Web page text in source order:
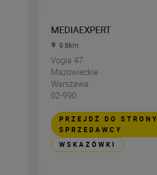
MEDIAEXPERT
9.8km
Vogla 47
Mazowieckie
Warszawa
02-990
PRZEJDŹ DO STRONY
SPRZEDAWCY
WSKAZÓWKI